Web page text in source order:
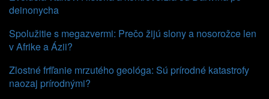
deinonycha
Spolužitie s megazvermi: Prečo žijú slony a nosorožce len
v Afrike a Ázii?
Zlostné frfľanie mrzutého geológa: Sú prírodné katastrofy
naozaj prírodnými?